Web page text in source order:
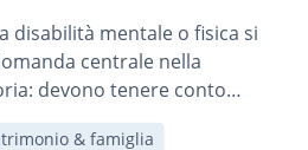
disabilità mentale o fisica si
centrale nella
devono tenere conto
del proprio figlio nella
& famiglia